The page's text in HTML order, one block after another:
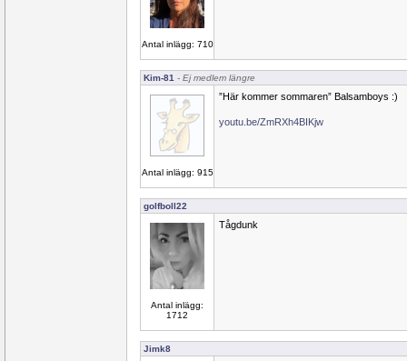
Antal inlägg: 710
Kim-81 - Ej medlem längre
Antal inlägg: 915
”Här kommer sommaren” Balsamboys :)
youtu.be/ZmRXh4BIKjw
golfboll22
Antal inlägg:
1712
Tågdunk
Jimk8